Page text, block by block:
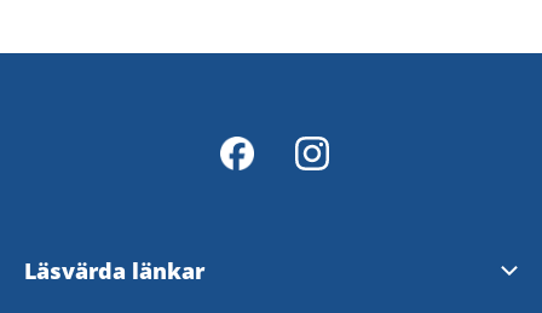
Läsvärda länkar